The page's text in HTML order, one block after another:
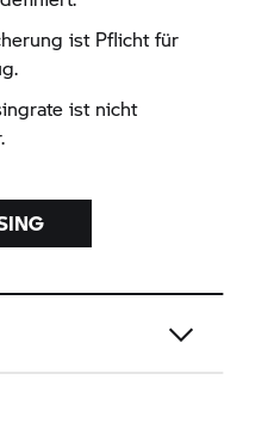
ist Pflicht für
ist nicht